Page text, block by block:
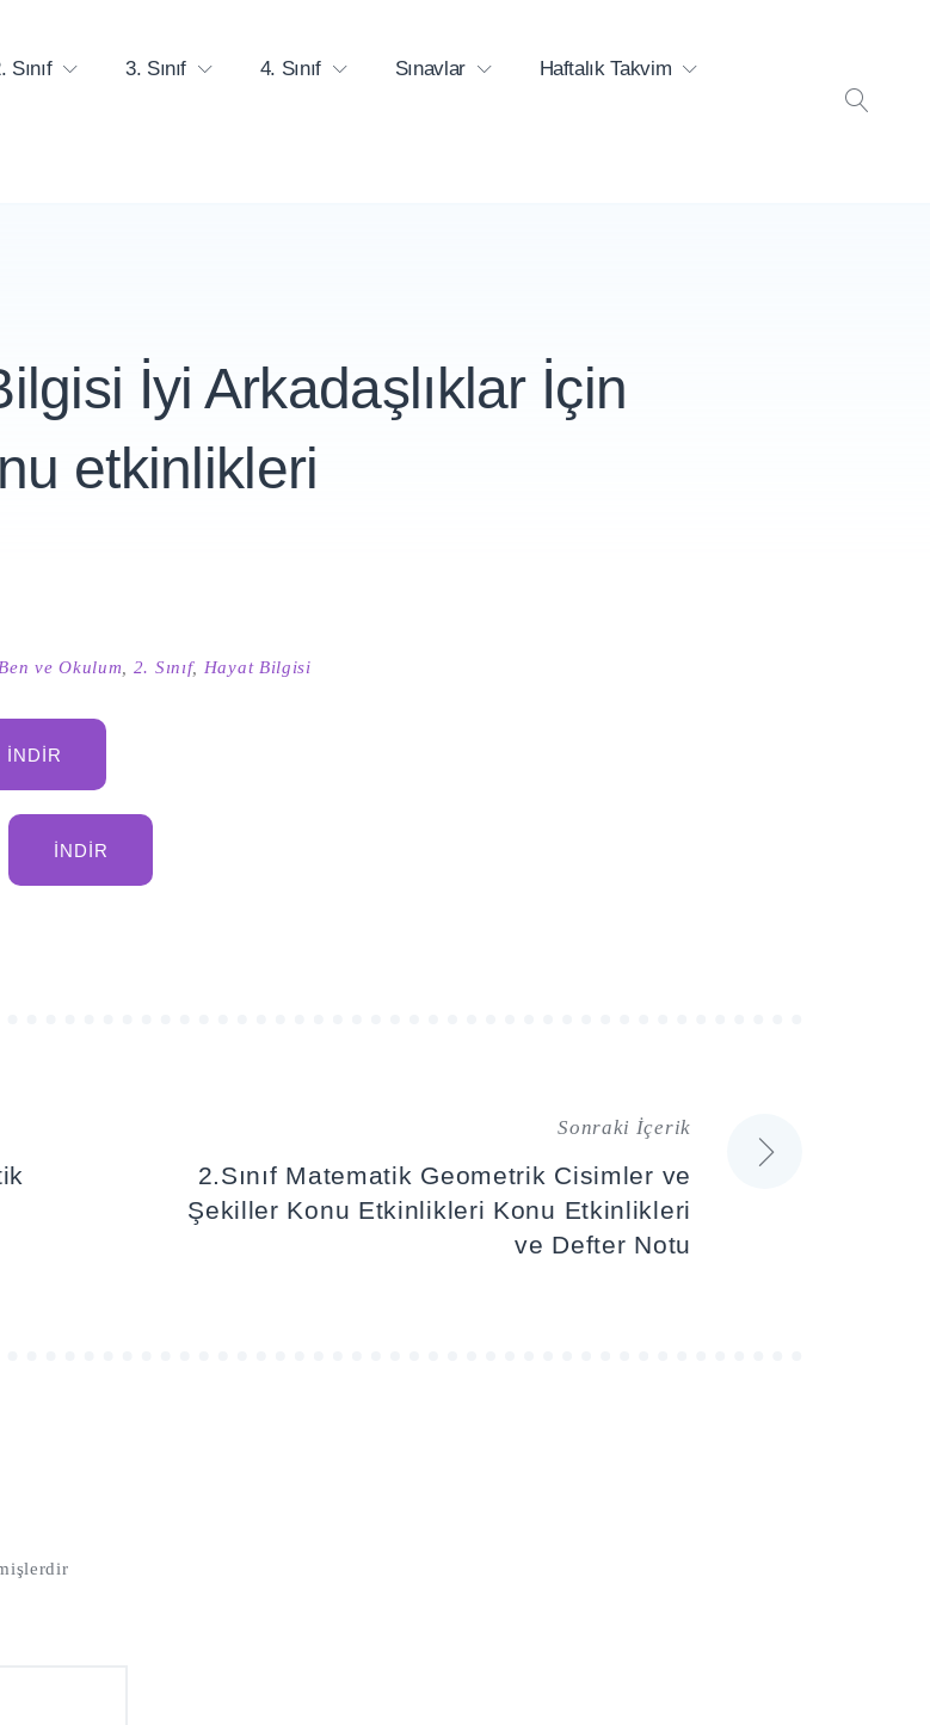
Sınıf 3. Sınıf 4. Sınıf Sınavlar Haftalık Takvim
İyi Arkadaşlıklar İçin
etkinlikleri
ve Okulum 2. Sınıf, Hayat Bilgisi
İNDIR
İNDIR
Sonraki İçerik
2.Sınıf Matematik Geometrik Cisimler ve
Şekiller Konu Etkinlikleri Konu Etkinlikleri
ve Defter Notu